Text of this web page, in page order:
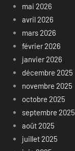
mai 2026
avril 2026
mars 2026
février 2026
janvier 2026
décembre 2025
novembre 2025
octobre 2025
septembre 2025
août 2025
juillet 2025